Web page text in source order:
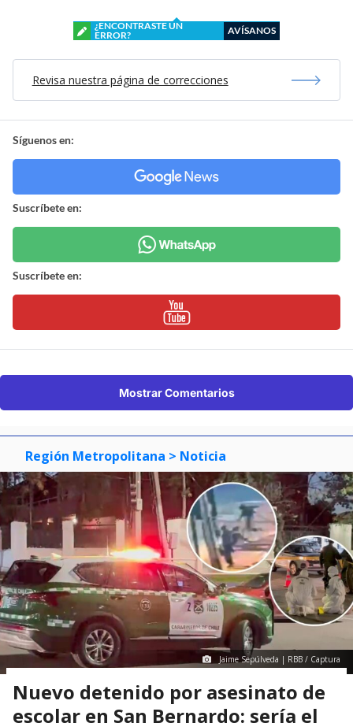
¿ENCONTRASTE UN
ERROR?
AVÍSANOS
Revisa nuestra página de correcciones
Síguenos en:
Suscríbete en:
Suscríbete en:
Mostrar Comentarios
Región Metropolitana > Noticia
Jaime Sepúlveda | RBB / Captura
Nuevo detenido por asesinato de
escolar en San Bernardo: sería el